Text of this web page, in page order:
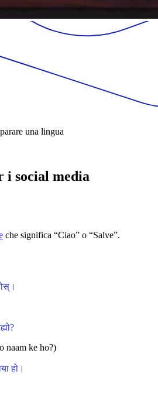
una lingua
i social media
che significa “Ciao” o “Salve”.
naam ke ho?)
हो।